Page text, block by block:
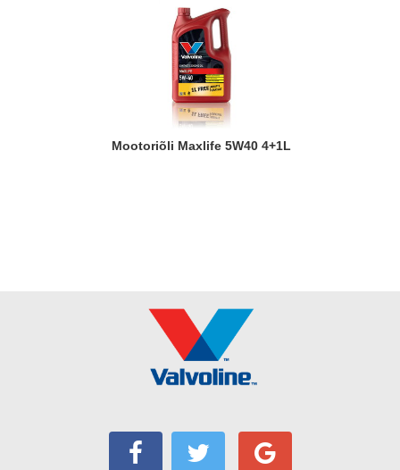
Mootoriõli Maxlife 5W40 4+1L